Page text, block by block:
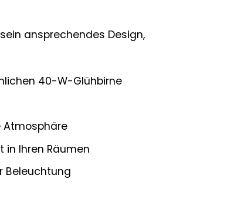
ansprechendes Design,
40-W-Glühbirne
Atmosphäre
in Ihren Räumen
Beleuchtung